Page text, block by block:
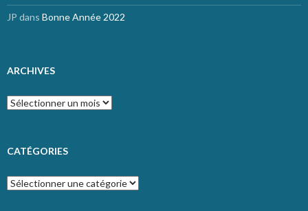
JP dans Bonne Année 2022
ARCHIVES
Archives
CATÉGORIES
Catégories